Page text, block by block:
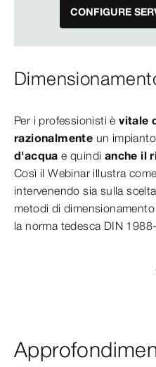
CONFIGURE
Per i professionisti èvitale
razionalmente un
d'acqua e quindi anche il
Così il Webinar illustra
intervenendo sia sulla
metodi di
la norma tedesca DIN